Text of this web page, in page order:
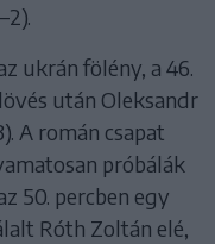
ukrán fölény, a 46.
után Oleksandr
A román csapat
próbálák
50. percben egy
Róth Zoltán elé,